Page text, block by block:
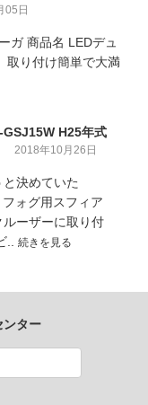
05日
ガ 商品名 LEDデュ
取り付け簡単で大満
H25年式
2018年10月26日
決めていた
ォグ用スフィア
ーザーに取り付
.. 続きを見る
ンター